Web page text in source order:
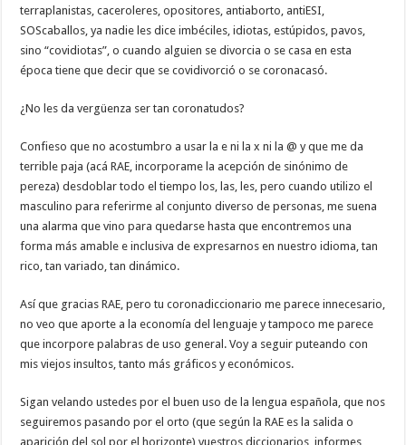
terraplanistas, caceroleres, opositores, antiaborto, antiESI,
SOScaballos, ya nadie les dice imbéciles, idiotas, estúpidos, pavos,
sino “covidiotas”, o cuando alguien se divorcia o se casa en esta
época tiene que decir que se covidivorció o se coronacasó.
¿No les da vergüenza ser tan coronatudos?
Confieso que no acostumbro a usar la e ni la x ni la @ y que me da
terrible paja (acá RAE, incorporame la acepción de sinónimo de
pereza) desdoblar todo el tiempo los, las, les, pero cuando utilizo el
masculino para referirme al conjunto diverso de personas, me suena
una alarma que vino para quedarse hasta que encontremos una
forma más amable e inclusiva de expresarnos en nuestro idioma, tan
rico, tan variado, tan dinámico.
Así que gracias RAE, pero tu coronadiccionario me parece innecesario,
no veo que aporte a la economía del lenguaje y tampoco me parece
que incorpore palabras de uso general. Voy a seguir puteando con
mis viejos insultos, tanto más gráficos y económicos.
Sigan velando ustedes por el buen uso de la lengua española, que nos
seguiremos pasando por el orto (que según la RAE es la salida o
aparición del sol por el horizonte) vuestros diccionarios, informes,